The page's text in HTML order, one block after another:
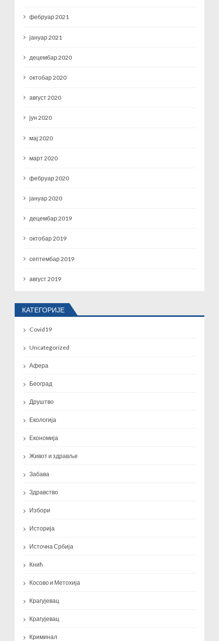
фебруар 2021
јануар 2021
децембар 2020
октобар 2020
август 2020
јун 2020
мај 2020
март 2020
фебруар 2020
јануар 2020
децембар 2019
октобар 2019
септембар 2019
август 2019
КАТЕГОРИЈЕ
Covid19
Uncategorized
Афера
Београд
Друштво
Екологија
Економија
Живот и здравље
Забава
Здравство
Избори
Историја
Источна Србија
Кнић
Косово и Метохија
Крагујевац
Крагујевац
Криминал